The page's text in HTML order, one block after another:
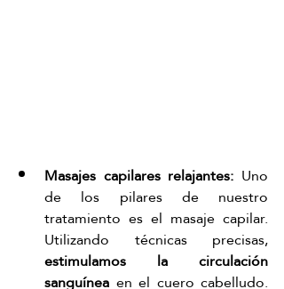
Masajes capilares relajantes: Uno
de los pilares de nuestro
tratamiento es el masaje capilar.
estimulamos la circulación
sanguínea en el cuero cabelludo.